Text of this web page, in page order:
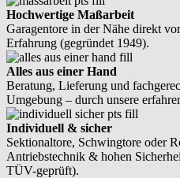
Hochwertige Maßarbeit
Garagentore in der Nähe direkt
Erfahrung (gegründet 1949).
Alles aus einer Hand
Beratung, Lieferung und
Umgebung – durch unsere
Individuell & sicher
Sektionaltore, Schwingtore oder
Antriebstechnik & hohen
TÜV-geprüft).